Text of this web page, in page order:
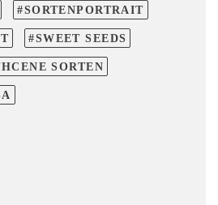
SORTENPORTRAIT
SWEET SEEDS
SORTEN